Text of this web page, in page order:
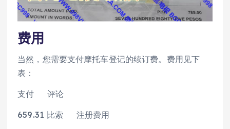
费用
当然，您需要支付摩托车登记的续订费。费用见下
表：
支付 评论
659.31 比索 注册费用